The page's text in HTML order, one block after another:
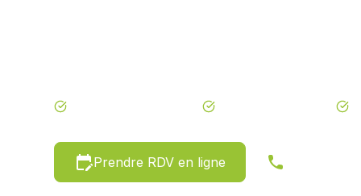
Devis Rapide & Gratuit Garantie Décennale
Prendre RDV en ligne